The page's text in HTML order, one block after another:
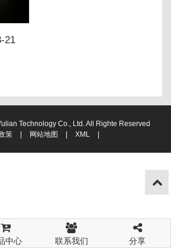
21
Technology Co., Ltd. All Righte Reserved
策
网站地图 XML
中心 联系我们 分享